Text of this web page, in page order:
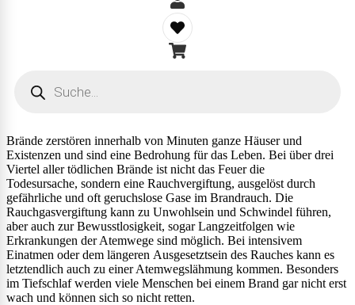
search
Brände zerstören innerhalb von Minuten ganze Häuser und
Existenzen und sind eine Bedrohung für das Leben. Bei über drei
Viertel aller tödlichen Brände ist nicht das Feuer die
Todesursache, sondern eine Rauchvergiftung, ausgelöst durch
gefährliche und oft geruchslose Gase im Brandrauch. Die
Rauchgasvergiftung kann zu Unwohlsein und Schwindel führen,
aber auch zur Bewusstlosigkeit, sogar Langzeitfolgen wie
Erkrankungen der Atemwege sind möglich. Bei intensivem
Einatmen oder dem längeren Ausgesetztsein des Rauches kann es
letztendlich auch zu einer Atemwegslähmung kommen. Besonders
im Tiefschlaf werden viele Menschen bei einem Brand gar nicht erst
wach und können sich so nicht retten.